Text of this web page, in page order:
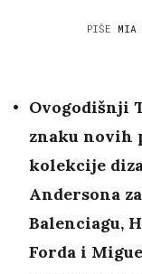
PIŠE MIA
Ovogodišnji
znaku novih
kolekcije
Andersona
Balenciagu,
Forda i